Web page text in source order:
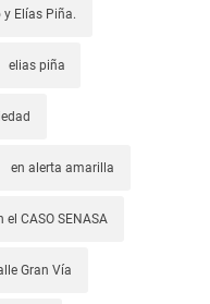
y Elías Piña.
elias piña
en alerta amarilla
el CASO SENASA
Gran Vía